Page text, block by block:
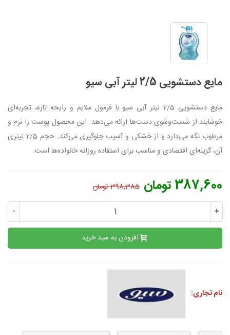
مایع دستشویی 2/5 لیتر آبی سیو
مایع دستشویی 2/5 لیتر آبی سیو با فرمول ملایم و رایحه تازه، تجربه‌ای
خوشایند از شست‌وشوی دست‌ها ارائه می‌دهد. این محصول پوست را نرم و
مرطوب نگه می‌دارد و از خشکی و آسیب جلوگیری می‌کند. حجم 2/5 لیتری
آن، گزینه‌ای اقتصادی و مناسب برای استفاده روزانه خانواده‌ها است.
387,600 تومان 398,385 تومان
- +
افزودن به سبد خرید
نام تجاری: